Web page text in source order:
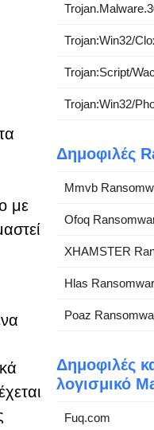
με
Trojan:Win32/
Trojan:Script/
Trojan:Win32/
Δημοφιλές
Mmvb
Ofoq
XHAMSTER
Hlas
Poaz
Δημοφιλές
λογισμικό
Fuq.com